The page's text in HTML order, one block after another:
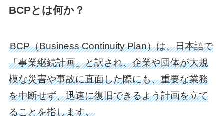
BCPとは何か？
BCP（Business Continuity Plan）は、日本語で
「事業継続計画」と訳され、企業や団体が大規
模な災害や事故に直面した際にも、重要な業務
を中断せず、迅速に復旧できるよう計画を立て
ることを指します。